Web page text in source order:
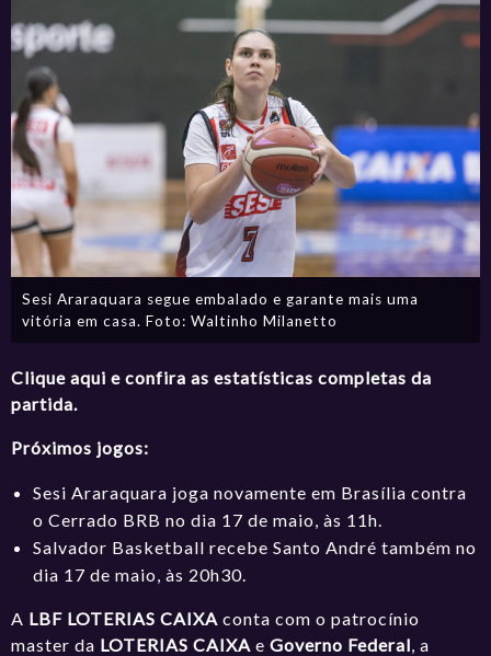
Sesi Araraquara segue embalado e garante mais uma
vitória em casa. Foto: Waltinho Milanetto
Clique aqui e confira as estatísticas completas da
partida.
Próximos jogos:
Sesi Araraquara joga novamente em Brasília contra
o Cerrado BRB no dia 17 de maio, às 11h.
Salvador Basketball recebe Santo André também no
dia 17 de maio, às 20h30.
A LBF LOTERIAS CAIXAconta com o patrocínio
master da LOTERIAS CAIXA eGoverno Federal, a